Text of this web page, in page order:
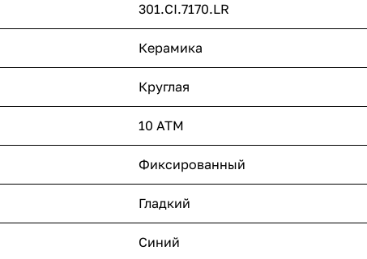
301.CI.7170.LR
Керамика
Круглая
10 ATM
Фиксированный
Гладкий
Синий